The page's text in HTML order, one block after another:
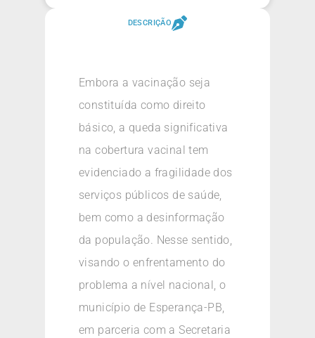
DESCRIÇÃO
Embora a vacinação seja
constituída como direito
básico, a queda significativa
na cobertura vacinal tem
evidenciado a fragilidade dos
serviços públicos de saúde,
bem como a desinformação
da população. Nesse sentido,
visando o enfrentamento do
problema a nível nacional, o
município de Esperança-PB,
em parceria com a Secretaria